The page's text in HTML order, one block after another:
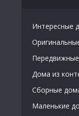
Интересные
Дома из
Сборные
Маленькие